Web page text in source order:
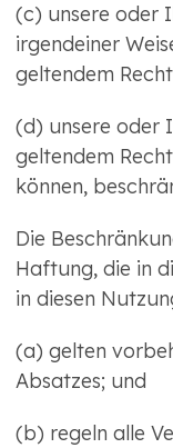
(c) unsere oder
irgendeiner
geltendem
(d) unsere oder
geltendem
können,
Die
Haftung, die in
in diesen
(a) gelten
Absatzes; und
(b) regeln alle